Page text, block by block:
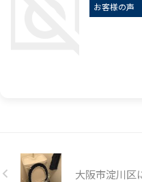
お客様の声
大阪市淀川区